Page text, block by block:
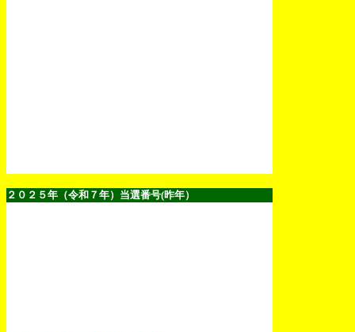
２０２５年（令和７年）当選番号(昨年）